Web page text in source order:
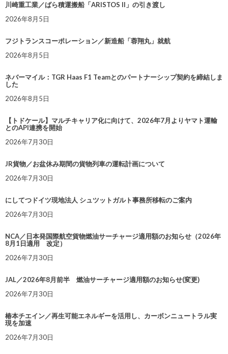
川崎重工業／ばら積運搬船「ARISTOS II」の引き渡し
2026年8月5日
フジトランスコーポレーション／新造船「蓉翔丸」就航
2026年8月5日
ネバーマイル：TGR Haas F1 Teamとのパートナーシップ契約を締結しま
した
2026年8月5日
【トドケール】マルチキャリア化に向けて、2026年7月よりヤマト運輸
とのAPI連携を開始
2026年7月30日
JR貨物／お盆休み期間の貨物列車の運転計画について
2026年7月30日
にしてつドイツ現地法人 シュツットガルト事務所移転のご案内
2026年7月30日
NCA／日本発国際航空貨物燃油サーチャージ適用額のお知らせ（2026年
8月1日適用 改定）
2026年7月30日
JAL／2026年8月前半 燃油サーチャージ適用額のお知らせ(変更)
2026年7月30日
椿本チエイン／再生可能エネルギーを活用し、カーボンニュートラル実
現を加速
2026年7月30日